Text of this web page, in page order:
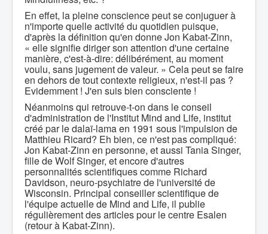
En effet, la pleine conscience peut se conjuguer à
n'importe quelle activité du quotidien puisque,
d'après la définition qu'en donne Jon Kabat-Zinn,
« elle signifie diriger son attention d'une certaine
manière, c'est-à-dire: délibérément, au moment
voulu, sans jugement de valeur. » Cela peut se faire
en dehors de tout contexte religieux, n'est-il pas ?
Evidemment ! J'en suis bien consciente !
Néanmoins qui retrouve-t-on dans le conseil
d'administration de l'Institut Mind and Life, institut
créé par le dalaï-lama en 1991 sous l'impulsion de
Matthieu Ricard? Eh bien, ce n'est pas compliqué:
Jon Kabat-Zinn en personne, et aussi Tania Singer,
fille de Wolf Singer, et encore d'autres
personnalités scientifiques comme Richard
Davidson, neuro-psychiatre de l'université de
Wisconsin. Principal conseiller scientifique de
l'équipe actuelle de Mind and Life, il publie
régulièrement des articles pour le centre Esalen
(retour à Kabat-Zinn).